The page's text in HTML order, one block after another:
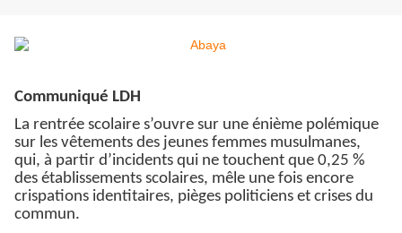
Communiqué LDH
La rentrée scolaire s’ouvre sur une énième polémique
sur les vêtements des jeunes femmes musulmanes,
qui, à partir d’incidents qui ne touchent que 0,25 %
des établissements scolaires, mêle une fois encore
crispations identitaires, pièges politiciens et crises du
commun.